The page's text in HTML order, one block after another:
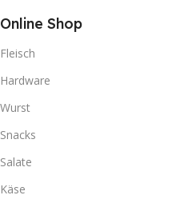
Online Shop
Fleisch
Hardware
Wurst
Snacks
Salate
Käse